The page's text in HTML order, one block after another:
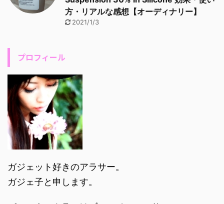
方・リアルな感想【オーディナリー】
2021/1/3
プロフィール
ガジェット好きのアラサー。
ガジェ子と申します。